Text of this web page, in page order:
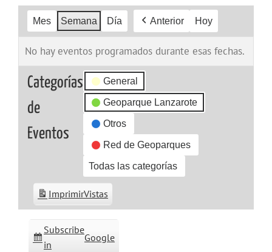
Mes Semana Día Anterior Hoy
No hay eventos programados durante esas fechas.
Categorías
de
Eventos
General
Geoparque Lanzarote
Otros
Red de Geoparques
Todas las categorías
Subscribe
in
Google
ImprimirVistas